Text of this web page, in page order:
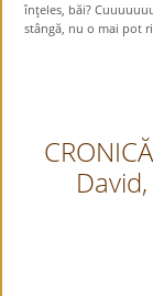
înţeles, băi?
stângă, nu o mai pot